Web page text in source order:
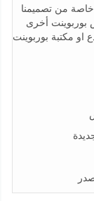
من تصميمنا
بوربوينت أخرى
او مكتبة بوربوينت